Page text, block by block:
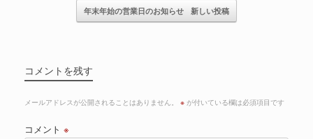
年末年始の営業日のお知らせ 新しい投稿
コメントを残す
メールアドレスが公開されることはありません。 ※ が付いている欄は必須項目です
コメント ※